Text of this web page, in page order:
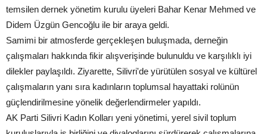
temsilen dernek yönetim kurulu üyeleri Bahar Kenar Mehmed ve
Didem Üzgün Gencoğlu ile bir araya geldi.
Samimi bir atmosferde gerçekleşen buluşmada, derneğin
çalışmaları hakkında fikir alışverişinde bulunuldu ve karşılıklı iyi
dilekler paylaşıldı. Ziyarette, Silivri'de yürütülen sosyal ve kültürel
çalışmaların yanı sıra kadınların toplumsal hayattaki rolünün
güçlendirilmesine yönelik değerlendirmeler yapıldı.
AK Parti Silivri Kadın Kolları yeni yönetimi, yerel sivil toplum